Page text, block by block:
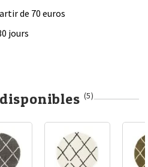
de 70 euros
jours
(5)